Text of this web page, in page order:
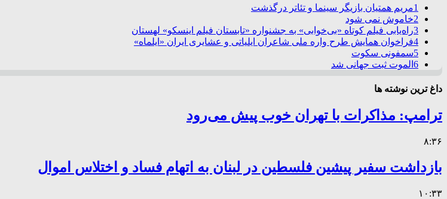
1مریم همتیان بازیگر سینما و تئاتر درگذشت
2خاموش نمی شود
3راه‌یابی فیلم کوتاه «بی‌خوابی» به جشنواره «تابستان فیلم اینسکو» لهستان
4فراخوان همایش طرح واره ملی شاعران ایلیاتی و عشایری ایران «ایلماه»
5سمفونی سکوت
6 الموت ثبت جهانی شد
داغ ترین نوشته ها
ترامپ: مذاکرات با تهران خوب پیش می‌رود
۸:۳۶
بازداشت سفیر پیشین فلسطین در لبنان به اتهام فساد و اختلاس اموال
۱۰:۳۳